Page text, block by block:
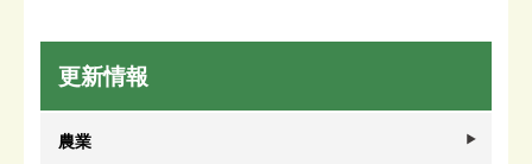
更新情報
農業